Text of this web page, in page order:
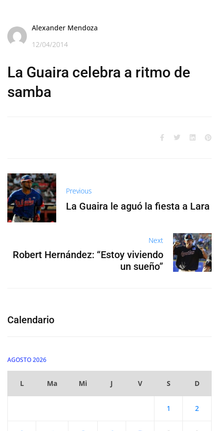
Alexander Mendoza
12/04/2014
La Guaira celebra a ritmo de
samba
Previous
La Guaira le aguó la fiesta a Lara
Next
Robert Hernández: “Estoy viviendo
un sueño”
Calendario
AGOSTO 2026
L Ma Mi J V S D
1 2